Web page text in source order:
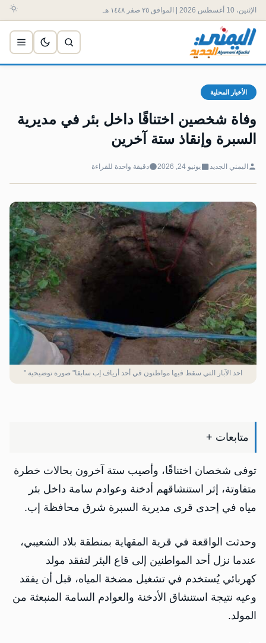
الإثنين، 10 أغسطس 2026 | الموافق ٢٥ صفر ١٤٤٨ هـ
الأخبار المحلية
وفاة شخصين اختناقًا داخل بئر في مديرية
السبرة وإنقاذ ستة آخرين
اليمني الجديد يونيو 24, 2026 دقيقة واحدة للقراءة
احد الآبار التي سقط فيها مواطنون في أحد أرياف إب سابقا" صورة توضيحية "
متابعات +
توفى شخصان اختناقًا، وأصيب ستة آخرون بحالات خطرة
متفاوتة، إثر استنشاقهم أدخنة وعوادم سامة داخل بئر
مياه في إحدى قرى مديرية السبرة شرق محافظة إب.
وحدثت الواقعة في قرية المقهاية بمنطقة بلاد الشعيبي،
عندما نزل أحد المواطنين إلى قاع البئر لتفقد مولد
كهربائي يُستخدم في تشغيل مضخة المياه، قبل أن يفقد
وعيه نتيجة استنشاق الأدخنة والعوادم السامة المنبعثة من
المولد.